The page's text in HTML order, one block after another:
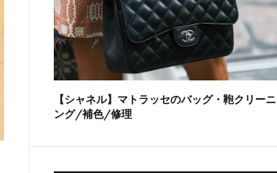
【シャネル】マトラッセのバッグ・鞄クリーニ
ング/補色/修理